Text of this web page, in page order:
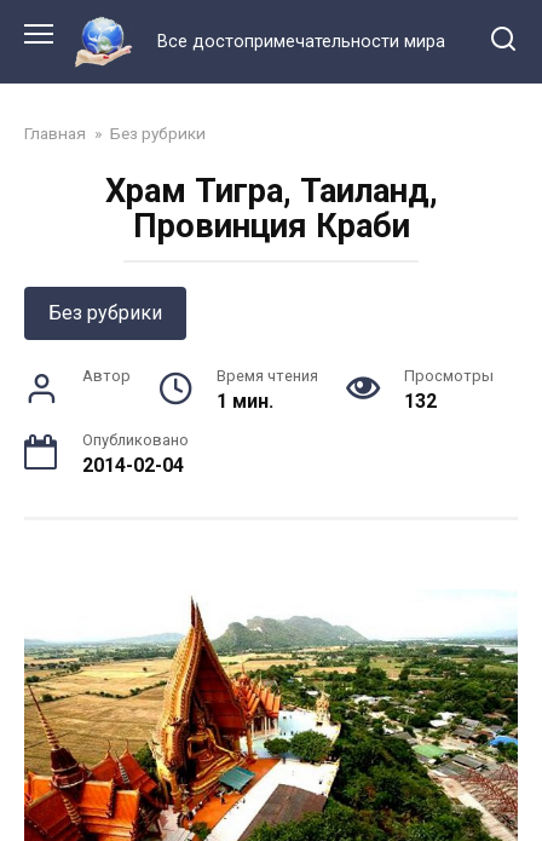
контенту
Все достопримечательности мира
Главная » Без рубрики
Храм Тигра, Таиланд,
Провинция Краби
Без рубрики
Автор Время чтения
1 мин.
Просмотры
132
Опубликовано
2014-02-04